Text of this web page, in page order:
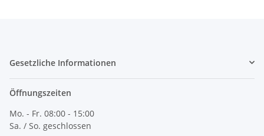
Gesetzliche Informationen
Öffnungszeiten
Mo. - Fr. 08:00 - 15:00
Sa. / So. geschlossen